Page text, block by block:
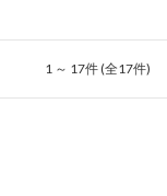
1 ～ 17件 (全17件)